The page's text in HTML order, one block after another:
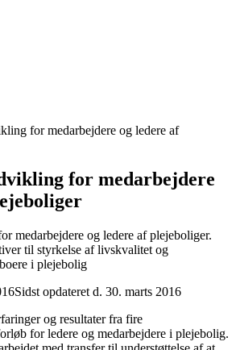
for medarbejdere og ledere af
for medarbejdere
medarbejdere og ledere af plejeboliger.
til styrkelse af livskvalitet og
i plejebolig
Sidst opdateret d. 30. marts 2016
og resultater fra fire
for ledere og medarbejdere i plejebolig.